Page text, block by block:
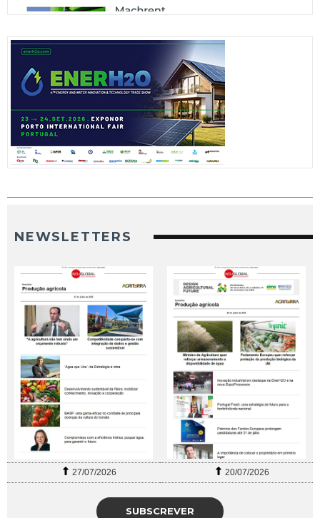
NEWSLETTERS
27/07/2026 20/07/2026
SUBSCREVER